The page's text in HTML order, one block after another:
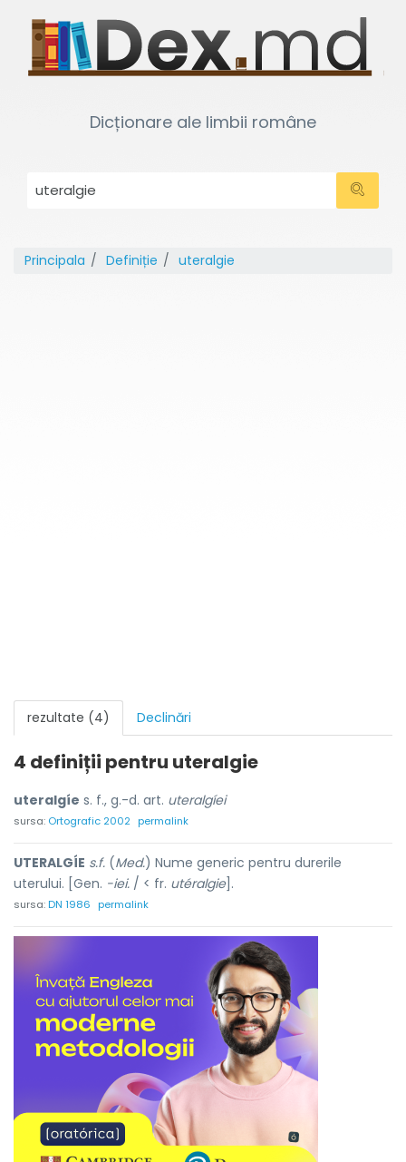
Dicționare ale limbii române
Principala Definiție uteralgie
rezultate (4) Declinări
4 definiții pentru uteralgie
uteralgíe s. f., g.-d. art. uteralgíei
sursa: Ortografic 2002 permalink
UTERALGÍE s.f. (Med.) Nume generic pentru durerile
uterului. [Gen. -iei. / < fr. utéralgie].
sursa:DN 1986 permalink